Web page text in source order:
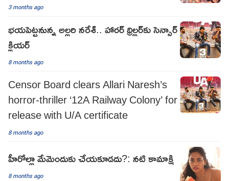
3 months ago
భయపెట్టనున్న అల్లరి నరేశ్.. హారర్ థ్రిల్లర్‌కు సెన్సార్
క్లియర్
8 months ago
Censor Board clears Allari Naresh’s
horror-thriller ‘12A Railway Colony’ for
release with U/A certificate
8 months ago
హీరోల్లా మేమెందుకు చేయకూడదు?: నటి కామాక్షి
8 months ago